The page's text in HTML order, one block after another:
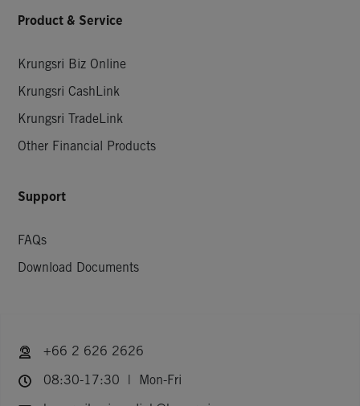
Product & Service
Krungsri Biz Online
Krungsri CashLink
Krungsri TradeLink
Other Financial Products
Support
FAQs
Download Documents
+66 2 626 2626
08:30-17:30 | Mon-Fri